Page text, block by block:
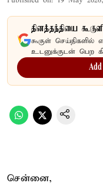
தினத்தந்தியை
கூகுள் செய்திகளில்
உடனுக்குடன் பெற
சென்னை,